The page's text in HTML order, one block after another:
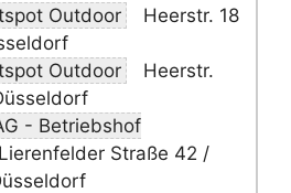
Outdoor
Heerstr. 18
Outdoor
Heerstr.
- Betriebshof
Lierenfelder Straße 42 /